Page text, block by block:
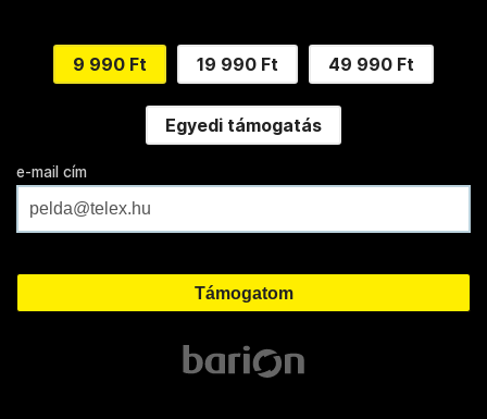
9 990 Ft 19 990 Ft 49 990 Ft
Egyedi támogatás
e-mail cím